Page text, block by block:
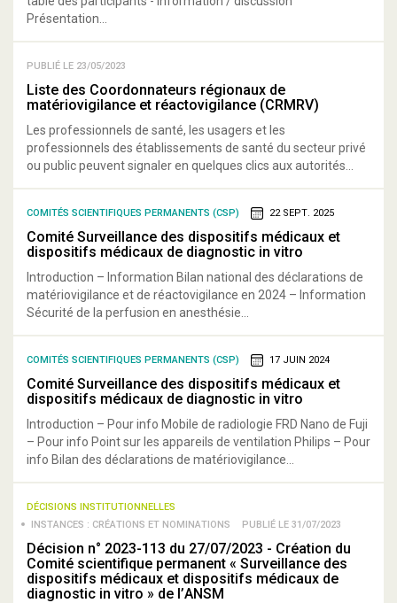
Présentation...
PUBLIÉ LE 23/05/2023
Liste des Coordonnateurs régionaux de
matériovigilance et réactovigilance (CRMRV)
Les professionnels de santé, les usagers et les
professionnels des établissements de santé du secteur privé
ou public peuvent signaler en quelques clics aux autorités...
COMITÉS SCIENTIFIQUES PERMANENTS (CSP) 22 SEPT. 2025
Comité Surveillance des dispositifs médicaux et
dispositifs médicaux de diagnostic in vitro
Introduction – Information Bilan national des déclarations de
matériovigilance et de réactovigilance en 2024 – Information
Sécurité de la perfusion en anesthésie...
COMITÉS SCIENTIFIQUES PERMANENTS (CSP) 17 JUIN 2024
Comité Surveillance des dispositifs médicaux et
dispositifs médicaux de diagnostic in vitro
Introduction – Pour info Mobile de radiologie FRD Nano de Fuji
– Pour info Point sur les appareils de ventilation Philips – Pour
info Bilan des déclarations de matériovigilance...
DÉCISIONS INSTITUTIONNELLES
INSTANCES : CRÉATIONS ET NOMINATIONS
PUBLIÉ LE 31/07/2023
Décision n° 2023-113 du 27/07/2023 - Création du
Comité scientifique permanent « Surveillance des
dispositifs médicaux et dispositifs médicaux de
diagnostic in vitro » de l’ANSM